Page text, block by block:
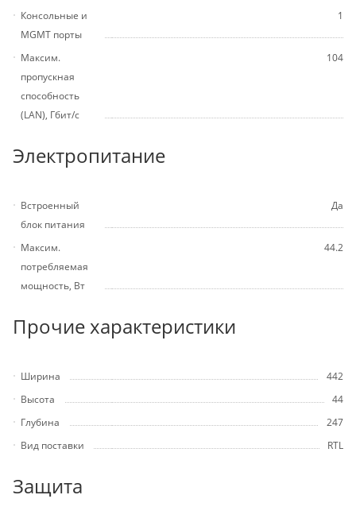
Консольные и
MGMT порты
1
Максим.
пропускная
способность
(LAN), Гбит/с
104
Электропитание
Встроенный
блок питания
Да
Максим.
потребляемая
мощность, Вт
44.2
Прочие характеристики
Ширина
442
Высота
44
Глубина
247
Вид поставки
RTL
Защита